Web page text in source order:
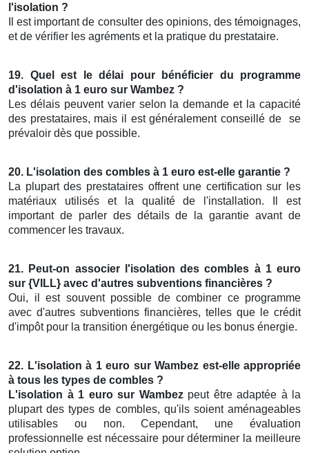
l'isolation ?
Il est important de consulter des opinions, des témoignages,
et de vérifier les agréments et la pratique du prestataire.
19. Quel est le délai pour bénéficier du programme
d'isolation à 1 euro sur Wambez ?
Les délais peuvent varier selon la demande et la capacité
des prestataires, mais il est généralement conseillé de
se
prévaloir dès que possible.
20. L'isolation des combles à 1 euro est-elle garantie ?
La plupart des prestataires offrent une certification sur les
matériaux utilisés et la qualité de l'installation. Il est
important de parler des détails de la garantie avant de
commencer les travaux.
21. Peut-on associer l'isolation des combles à 1 euro
sur {VILL} avec d'autres subventions financières ?
Oui, il est souvent possible de combiner ce programme
avec d'autres subventions financières, telles que le crédit
d'impôt pour la transition énergétique ou les bonus énergie.
22. L'isolation à 1 euro sur Wambez est-elle appropriée
à tous les types de combles ?
L'isolation à 1 euro sur Wambezpeut être adaptée à la
plupart des types de combles, qu'ils soient aménageables
utilisables ou non. Cependant, une évaluation
professionnelle est nécessaire pour déterminer la meilleure